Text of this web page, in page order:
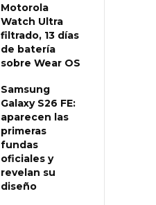
Motorola
Watch Ultra
filtrado, 13 días
de batería
sobre Wear OS
Samsung
Galaxy S26 FE:
aparecen las
primeras
fundas
oficiales y
revelan su
diseño